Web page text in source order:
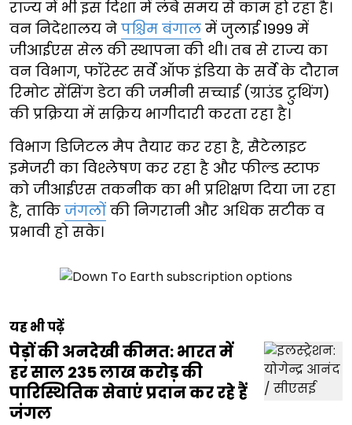
राज्य में भी इस दिशा में लंबे समय से काम हो रहा है।
वन निदेशालय ने पश्चिम बंगाल में जुलाई 1999 में
जीआईएस सेल की स्थापना की थी। तब से राज्य का
वन विभाग, फॉरेस्ट सर्वे ऑफ इंडिया के सर्वे के दौरान
रिमोट सेंसिंग डेटा की जमीनी सच्चाई (ग्राउंड ट्रुथिंग)
की प्रक्रिया में सक्रिय भागीदारी करता रहा है।
विभाग डिजिटल मैप तैयार कर रहा है, सैटेलाइट
इमेजरी का विश्लेषण कर रहा है और फील्ड स्टाफ
को जीआईएस तकनीक का भी प्रशिक्षण दिया जा रहा
है, ताकि जंगलों की निगरानी और अधिक सटीक व
प्रभावी हो सके।
यह भी पढ़ें
पेड़ों की अनदेखी कीमत: भारत में
हर साल 235 लाख करोड़ की
पारिस्थितिक सेवाएं प्रदान कर रहे हैं
जंगल